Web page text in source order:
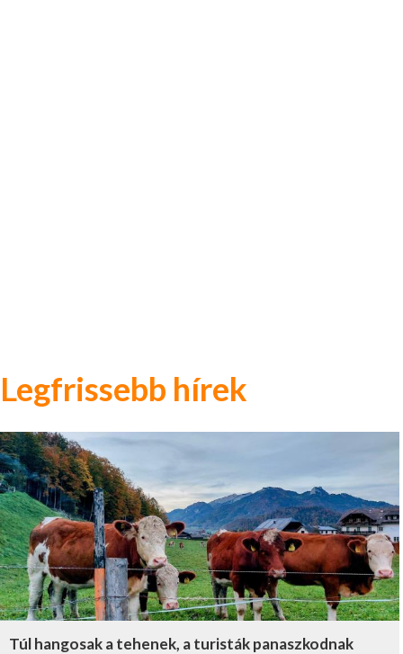
Legfrissebb hírek
Túl hangosak a tehenek, a turisták panaszkodnak